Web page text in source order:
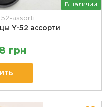
В наличии
52-assorti
Y-52 ассорти
грн